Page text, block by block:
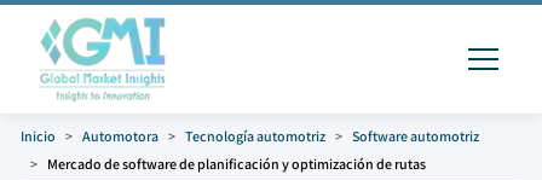
Inicio Automotora Tecnología automotriz
Software automotriz
Mercado de software de planificación y optimización de rutas